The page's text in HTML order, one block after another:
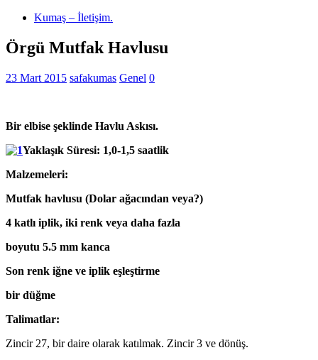
Kumaş – İletişim.
Örgü Mutfak Havlusu
23 Mart 2015 safakumas Genel 0
Bir elbise şeklinde Havlu Askısı.
Yaklaşık Süresi: 1,0-1,5 saatlik
Malzemeleri:
Mutfak havlusu (Dolar ağacından veya?)
4 katlı iplik, iki renk veya daha fazla
boyutu 5.5 mm kanca
Son renk iğne ve iplik eşleştirme
bir düğme
Talimatlar:
Zincir 27, bir daire olarak katılmak. Zincir 3 ve dönüş.